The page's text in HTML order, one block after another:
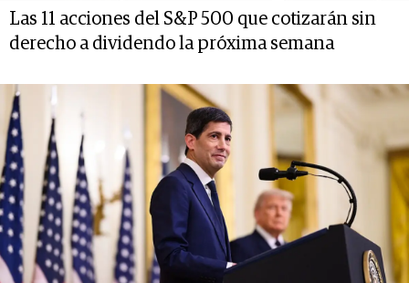
Las 11 acciones del S&P 500 que cotizarán sin
derecho a dividendo la próxima semana